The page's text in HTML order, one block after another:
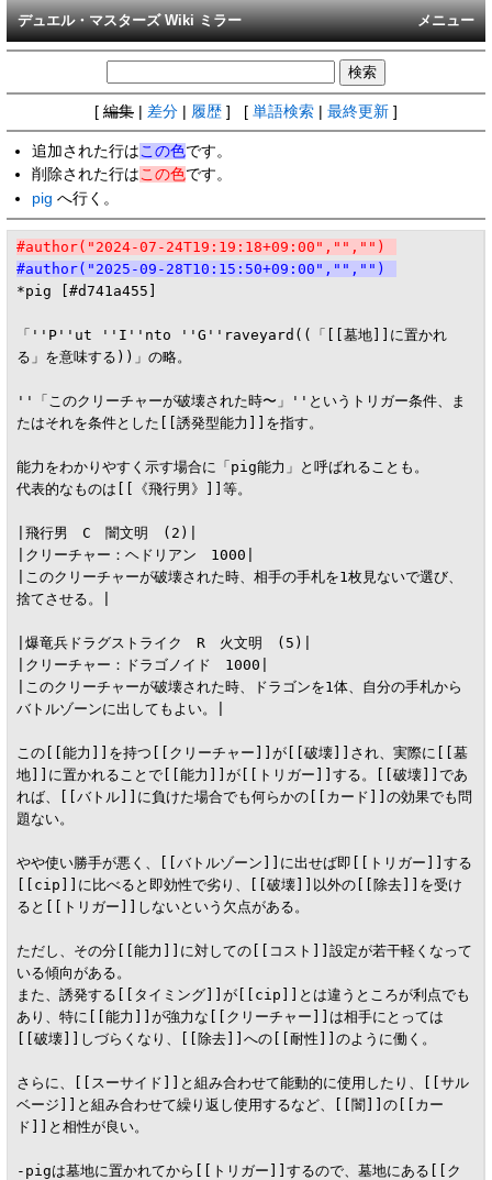
メニュー
デュエル・マスターズ Wiki ミラー
[ 編集 差分 履歴 ] [ 単語検索 最終更新 ]
追加された行は この色です。
削除された行はこの色です。
pig へ行く。
#author("2024-07-24T19:19:18+09:00","","")
#author("2025-09-28T10:15:50+09:00","","")
*pig [#d741a455]
「''P''ut ''I''nto ''G''raveyard((「[[墓地]]に置かれ
る」を意味する))」の略。
''「このクリーチャーが破壊された時〜」''というトリガー条件、ま
たはそれを条件とした[[誘発型能力]]を指す。
能力をわかりやすく示す場合に「pig能力」と呼ばれることも。
代表的なものは[[《飛行男》]]等。
|飛行男　C　闇文明　(2)|
|クリーチャー：ヘドリアン　1000|
|このクリーチャーが破壊された時、相手の手札を1枚見ないで選び、
捨てさせる。|
|爆竜兵ドラグストライク　R　火文明　(5)|
|クリーチャー：ドラゴノイド　1000|
|このクリーチャーが破壊された時、ドラゴンを1体、自分の手札から
バトルゾーンに出してもよい。|
この[[能力]]を持つ[[クリーチャー]]が[[破壊]]され、実際に[[墓
地]]に置かれることで[[能力]]が[[トリガー]]する。[[破壊]]であ
れば、[[バトル]]に負けた場合でも何らかの[[カード]]の効果でも問
題ない。
やや使い勝手が悪く、[[バトルゾーン]]に出せば即[[トリガー]]する
[[cip]]に比べると即効性で劣り、[[破壊]]以外の[[除去]]を受け
ると[[トリガー]]しないという欠点がある。
ただし、その分[[能力]]に対しての[[コスト]]設定が若干軽くなって
いる傾向がある。
また、誘発する[[タイミング]]が[[cip]]とは違うところが利点でも
あり、特に[[能力]]が強力な[[クリーチャー]]は相手にとっては
[[破壊]]しづらくなり、[[除去]]への[[耐性]]のように働く。
さらに、[[スーサイド]]と組み合わせて能動的に使用したり、[[サル
ベージ]]と組み合わせて繰り返し使用するなど、[[闇]]の[[カー
ド]]と相性が良い。
-pigは墓地に置かれてから[[トリガー]]するので、墓地にある[[ク